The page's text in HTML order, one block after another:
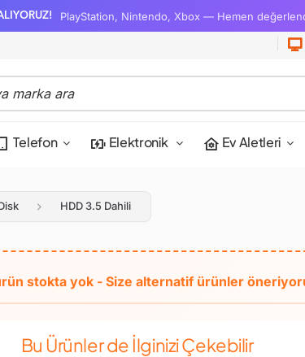
PlayStation, Nintendo, Xbox — Hemen
Telefon Elektronik Ev Aletleri
HDD 3.5 Dahili
Bu Ürünler de İlginizi Çekebilir